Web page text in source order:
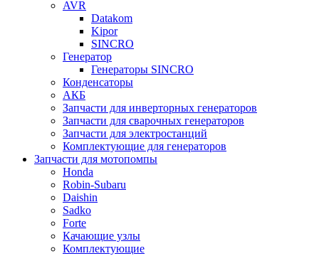
AVR
Datakom
Kipor
SINCRO
Генератор
Генераторы SINCRO
Конденсаторы
АКБ
Запчасти для инверторных генераторов
Запчасти для сварочных генераторов
Запчасти для электростанций
Комплектующие для генераторов
Запчасти для мотопомпы
Honda
Robin-Subaru
Daishin
Sadko
Forte
Качающие узлы
Комплектующие